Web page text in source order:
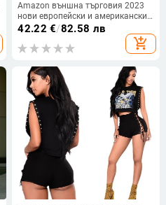
Amazon външна търговия 2023
нови европейски и американски
мотоциклетни еластични
панталони с висока талия, сини
дънкови средни панталони,
42.22 €/82.58 лв
add_shopping_cart